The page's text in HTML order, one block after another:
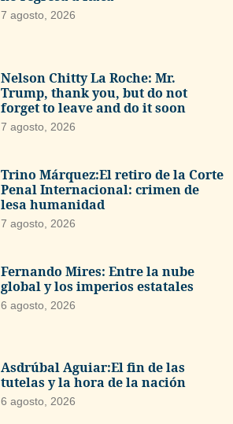
7 agosto, 2026
Nelson Chitty La Roche: Mr.
Trump, thank you, but do not
forget to leave and do it soon
7 agosto, 2026
Trino Márquez:El retiro de la Corte
Penal Internacional: crimen de
lesa humanidad
7 agosto, 2026
Fernando Mires: Entre la nube
global y los imperios estatales
6 agosto, 2026
Asdrúbal Aguiar:El fin de las
tutelas y la hora de la nación
6 agosto, 2026